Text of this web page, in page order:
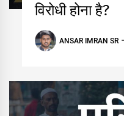
विरोधी होना है?
ANSAR IMRAN SR